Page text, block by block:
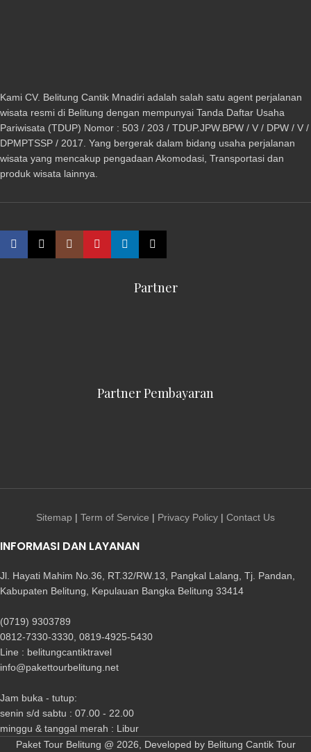
Kami CV. Belitung Cantik Mnadiri adalah salah satu agent perjalanan
wisata resmi di Belitung dengan mempunyai Tanda Daftar Usaha
Pariwisata (TDUP) Nomor : 503 / 203 / TDUP.JPW.BPW / V / DPW / V /
DPMPTSSP / 2017. Yang bergerak dalam bidang usaha perjalanan
wisata yang mencakup pengadaan Akomodasi, Transportasi dan
produk wisata lainnya.
Partner
Partner Pembayaran
Sitemap | Term of Service | Privacy Policy | Contact Us
INFORMASI DAN LAYANAN
Jl. Hayati Mahim No.36, RT.32/RW.13, Pangkal Lalang, Tj. Pandan,
Kabupaten Belitung, Kepulauan Bangka Belitung 33414
(0719) 9303789
0812-7330-3330, 0819-4925-5430
Line : belitungcantiktravel
info@pakettourbelitung.net
Jam buka - tutup:
senin s/d sabtu : 07.00 - 22.00
minggu & tanggal merah : Libur
Paket Tour Belitung @ 2026, Developed by Belitung Cantik Tour